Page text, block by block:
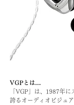
VGPとは…
「VGP」は、1987年
誇るオーディオビジュ